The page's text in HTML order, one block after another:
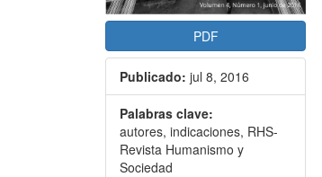
PDF
Publicado: jul 8, 2016
Palabras clave:
autores, indicaciones, RHS-
Revista Humanismo y
Sociedad